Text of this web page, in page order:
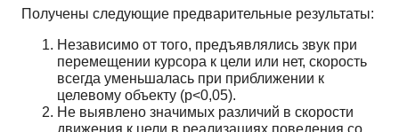
Получены следующие предварительные результаты:
Независимо от того, предъявлялись звук при
перемещении курсора к цели или нет, скорость
всегда уменьшалась при приближении к
целевому объекту (р<0,05).
Не выявлено значимых различий в скорости
движения к цели в реализациях поведения со